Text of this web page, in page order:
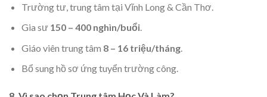
Trường tư, trung tâm tại Vĩnh Long & Cần Thơ.
Gia sư 150 – 400 nghìn/buổi.
Giáo viên trung tâm 8 – 16 triệu/tháng.
Bổ sung hồ sơ ứng tuyển trường công.